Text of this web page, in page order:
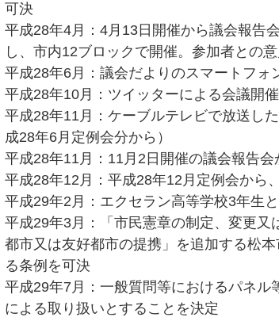
可決
平成28年4月：4月13日開催から議会報告
し、市内12ブロックで開催。参加者との
平成28年6月：議会だよりのスマートフォ
平成28年10月：ツイッターによる会議開
平成28年11月：ケーブルテレビで放送し
成28年6月定例会分から）
平成28年11月：11月2日開催の議会報告
平成28年12月：平成28年12月定例会から
平成29年2月：エクセラン高等学校3年生
平成29年3月：「市民憲章の制定、変更
都市又は友好都市の提携」を追加する松
る条例を可決
平成29年7月：一般質問等におけるパネ
による取り扱いとすることを決定